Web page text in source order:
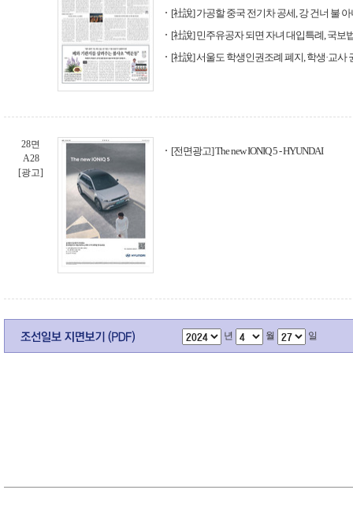
[社說] 가공할 중국 전기차 공세, 강 건너 불
[社說] 민주유공자 되면 자녀 대입특례, 국보
[社說] 서울도 학생인권조례 폐지, 학생·교사
28면
A28
[광고]
[전면광고] The new IONIQ 5 - HYUNDAI
년 월 일